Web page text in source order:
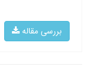
بررسی مقاله